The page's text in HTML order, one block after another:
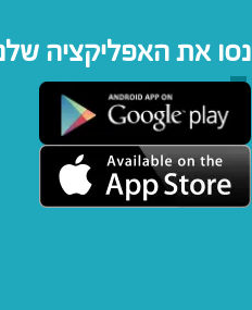
נסו את האפליקציה